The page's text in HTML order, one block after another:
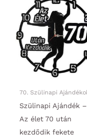
70. Szülinapi
Szülinapi Ajándék –
Az élet 70 után
kezdődik fekete